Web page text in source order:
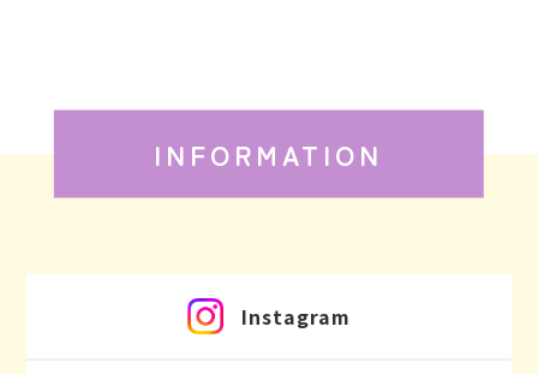
INFORMATION
Instagram